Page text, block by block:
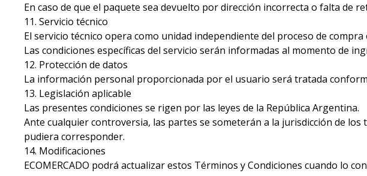
En caso de que el paquete sea devuelto por dirección incorrecta o falta de
11. Servicio técnico
El servicio técnico opera como unidad independiente del proceso de compra
Las condiciones específicas del servicio serán informadas al momento de
12. Protección de datos
La información personal proporcionada por el usuario será tratada
13. Legislación aplicable
Las presentes condiciones se rigen por las leyes de la República Argentina.
Ante cualquier controversia, las partes se someterán a la jurisdicción de
pudiera corresponder.
14. Modificaciones
ECOMERCADO podrá actualizar estos Términos y Condiciones cuando lo